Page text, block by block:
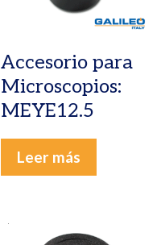
Accesorio para
Microscopios:
MEYE12.5
Leer más